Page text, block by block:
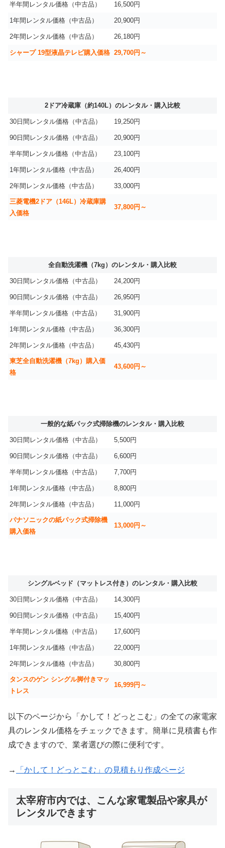
半年間レンタル価格（中古品） 16,500円
1年間レンタル価格（中古品） 20,900円
2年間レンタル価格（中古品） 26,180円
シャープ 19型液晶テレビ購入価格 29,700円～
2ドア冷蔵庫（約140L）のレンタル・購入比較
30日間レンタル価格（中古品） 19,250円
90日間レンタル価格（中古品） 20,900円
半年間レンタル価格（中古品） 23,100円
1年間レンタル価格（中古品） 26,400円
2年間レンタル価格（中古品） 33,000円
三菱電機2ドア（146L）冷蔵庫購
入価格
37,800円～
全自動洗濯機（7kg）のレンタル・購入比較
30日間レンタル価格（中古品） 24,200円
90日間レンタル価格（中古品） 26,950円
半年間レンタル価格（中古品） 31,900円
1年間レンタル価格（中古品） 36,300円
2年間レンタル価格（中古品） 45,430円
東芝全自動洗濯機（7kg）購入価
格
43,600円～
一般的な紙パック式掃除機のレンタル・購入比較
30日間レンタル価格（中古品） 5,500円
90日間レンタル価格（中古品） 6,600円
半年間レンタル価格（中古品） 7,700円
1年間レンタル価格（中古品） 8,800円
2年間レンタル価格（中古品） 11,000円
パナソニックの紙パック式掃除機
購入価格
13,000円～
シングルベッド（マットレス付き）のレンタル・購入比較
30日間レンタル価格（中古品） 14,300円
90日間レンタル価格（中古品） 15,400円
半年間レンタル価格（中古品） 17,600円
1年間レンタル価格（中古品） 22,000円
2年間レンタル価格（中古品） 30,800円
タンスのゲン シングル脚付きマッ
トレス
16,999円～
以下のページから「かして！どっとこむ」の全ての家電家
具のレンタル価格をチェックできます。簡単に見積書も作
成できますので、業者選びの際に便利です。
→ 「かして！どっとこむ」の見積もり作成ページ
太宰府市内では、こんな家電製品や家具が
レンタルできます